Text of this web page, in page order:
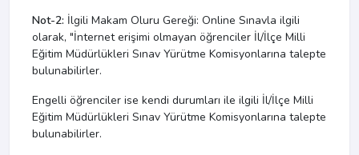
Not-2: İlgili Makam Oluru Gereği: Online Sınavla ilgili
olarak, "İnternet erişimi olmayan öğrenciler İl/İlçe Milli
Eğitim Müdürlükleri Sınav Yürütme Komisyonlarına talepte
bulunabilirler.
Engelli öğrenciler ise kendi durumları ile ilgili İl/İlçe Milli
Eğitim Müdürlükleri Sınav Yürütme Komisyonlarına talepte
bulunabilirler.